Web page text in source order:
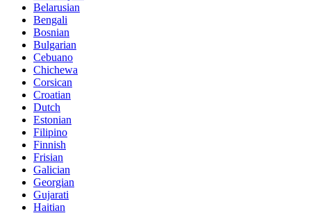
Belarusian
Bengali
Bosnian
Bulgarian
Cebuano
Chichewa
Corsican
Croatian
Dutch
Estonian
Filipino
Finnish
Frisian
Galician
Georgian
Gujarati
Haitian